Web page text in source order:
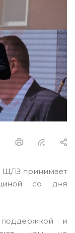
ЩЛЗ принимает
со дня
и